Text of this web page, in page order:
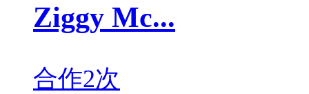
Ziggy Mc...
合作2次